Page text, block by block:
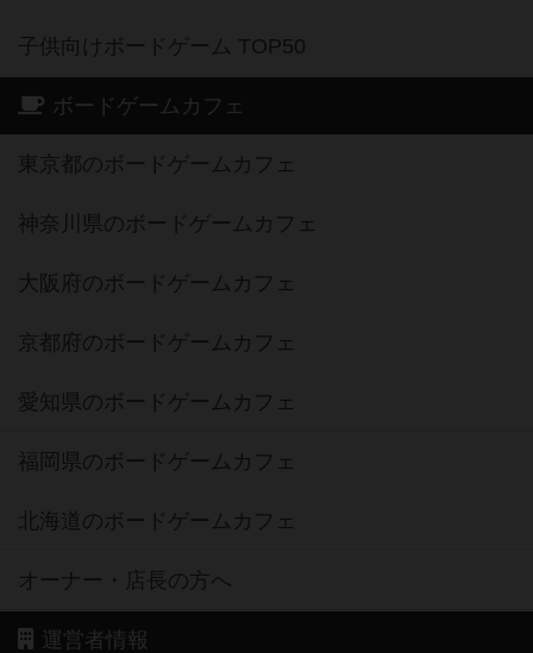
子供向けボードゲーム TOP50
ボードゲームカフェ
東京都のボードゲームカフェ
神奈川県のボードゲームカフェ
大阪府のボードゲームカフェ
京都府のボードゲームカフェ
愛知県のボードゲームカフェ
福岡県のボードゲームカフェ
北海道のボードゲームカフェ
オーナー・店長の方へ
運営者情報